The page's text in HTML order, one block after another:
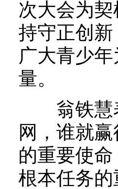
次大会为
持守正创
广大青少
量。
翁铁慧表
网，谁就
的重要使
根本任务